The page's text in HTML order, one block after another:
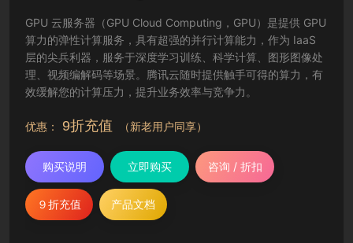
GPU 云服务器（GPU Cloud Computing，GPU）是提供 GPU
算力的弹性计算服务，具有超强的并行计算能力，作为 IaaS
层的尖兵利器，服务于深度学习训练、科学计算、图形图像处
理、视频编解码等场景。腾讯云随时提供触手可得的算力，有
效缓解您的计算压力，提升业务效率与竞争力。
优惠： 9折充值 （新老用户同享）
购买说明 立即购买 咨询 / 折扣
９折充值 产品文档